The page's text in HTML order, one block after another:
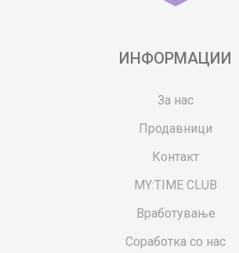
ИНФОРМАЦИИ
За нас
Продавници
Контакт
MY:TIME CLUB
Вработување
Соработка со нас